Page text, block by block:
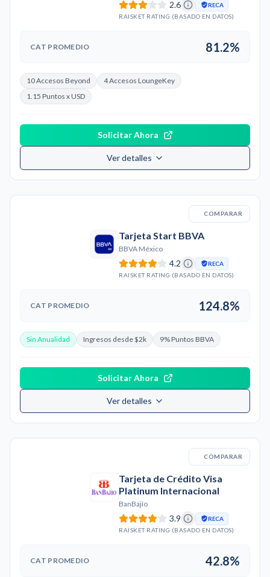
2.6
RECA
RAISKET RATING (BASADO EN DATOS)
CAT PROMEDIO 81.2%
10 Accesos Beyond
4 Accesos LoungeKey
1.15 Puntos x USD
Solicitar Ahora
Ver detalles
COMPARAR
Tarjeta Start BBVA
BBVA México
4.2
RECA
RAISKET RATING (BASADO EN DATOS)
CAT PROMEDIO 124.8%
Sin Anualidad Ingresos desde $2k 9% Puntos BBVA
Solicitar Ahora
Ver detalles
COMPARAR
Tarjeta de Crédito Visa
Platinum Internacional
BanBajío
3.9
RECA
RAISKET RATING (BASADO EN DATOS)
CAT PROMEDIO 42.8%